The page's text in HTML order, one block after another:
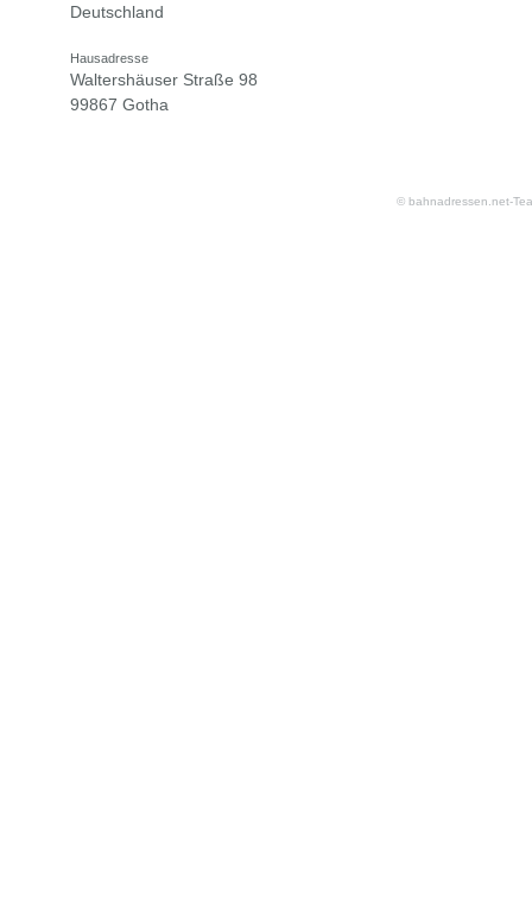
Deutschland
Hausadresse
Waltershäuser Straße 98
99867 Gotha
© bahnadressen.net-